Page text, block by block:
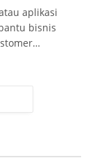
aplikasi
bisnis